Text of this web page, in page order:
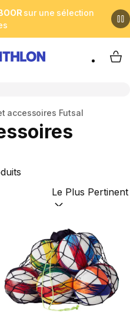
sur une sélection
My
accessoires Futsal
Trier par :